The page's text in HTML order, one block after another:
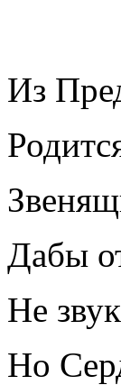
Из
Дабы
Не
Но